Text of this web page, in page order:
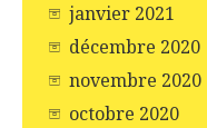
janvier 2021
décembre 2020
novembre 2020
octobre 2020